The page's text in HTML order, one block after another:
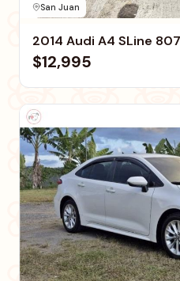
San Juan
2014 Audi A4 SLine
$12,995